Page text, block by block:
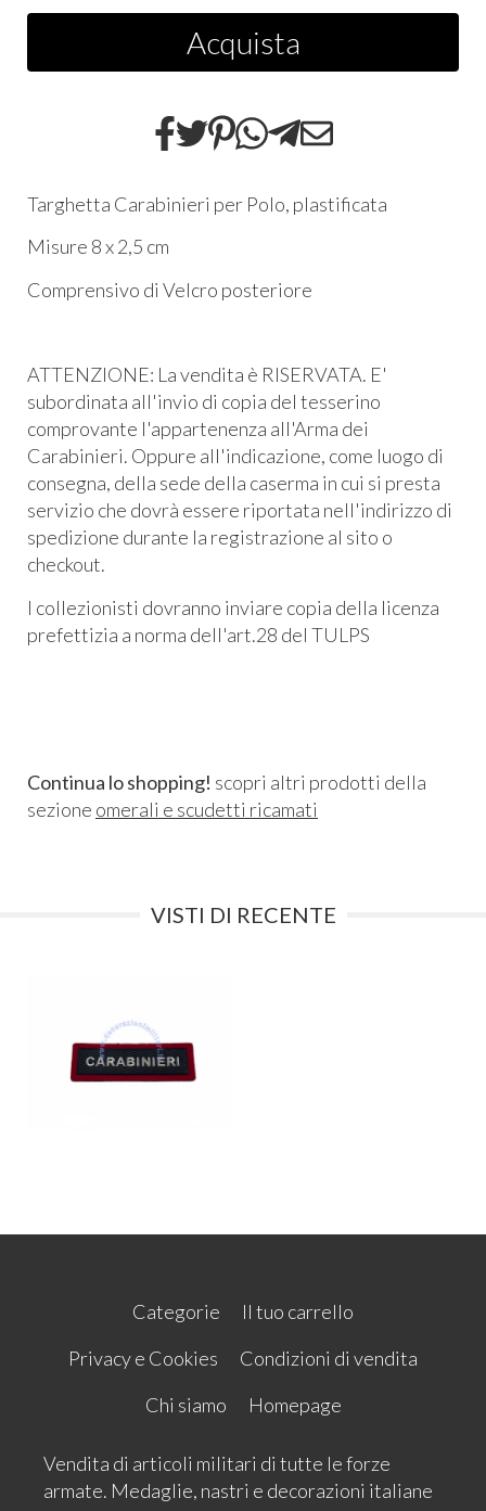
Acquista
Targhetta Carabinieri per Polo, plastificata
Misure 8 x 2,5 cm
Comprensivo di Velcro posteriore
ATTENZIONE: La vendita è RISERVATA. E'
subordinata all'invio di copia del tesserino
comprovante l'appartenenza all'Arma dei
Carabinieri. Oppure all'indicazione, come luogo di
consegna, della sede della caserma in cui si presta
servizio che dovrà essere riportata nell'indirizzo di
spedizione durante la registrazione al sito o
checkout.
I collezionisti dovranno inviare copia della licenza
prefettizia a norma dell'art.28 del TULPS
Continua lo shopping! scopri altri prodotti della
sezione omerali e scudetti ricamati
VISTI DI RECENTE
Categorie
Il tuo carrello
Privacy e Cookies
Condizioni di vendita
Chi siamo
Homepage
Vendita di articoli militari di tutte le forze
armate. Medaglie, nastri e decorazioni italiane